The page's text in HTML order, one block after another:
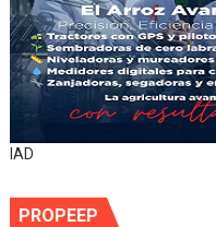
IAD
PROPEEP